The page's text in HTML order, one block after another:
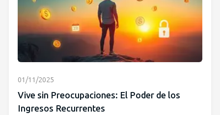
01/11/2025
Vive sin Preocupaciones: El Poder de los
Ingresos Recurrentes